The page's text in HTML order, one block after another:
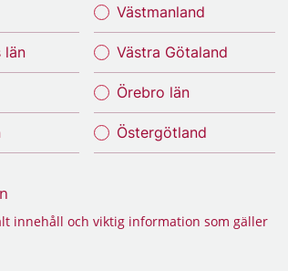
län
Västmanland
Västra Götaland
Örebro län
Östergötland
innehåll och viktig information som gäller